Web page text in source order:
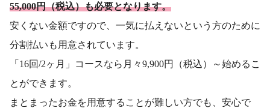
55,000円（税込）も必要となります。
安くない金額ですので、一気に払えないという方のために
分割払いも用意されています。
「16回/2ヶ月」コースなら月々9,900円（税込）～始めるこ
とができます。
まとまったお金を用意することが難しい方でも、安心で